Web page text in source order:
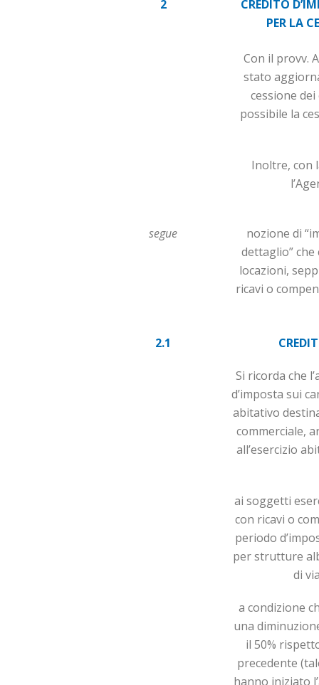
2
CREDITO
PER LA
Con il provv.
stato
cessione
possibile la
Inoltre, con
segue
nozione di
dettaglio” che
locazioni,
ricavi o
2.1
Si ricorda che
d’imposta sui
abitativo
commerciale,
all’esercizio
ai soggetti
con ricavi o
periodo
per strutture
di
a condizione
una
il 50%
precedente
hanno ini­zia­to